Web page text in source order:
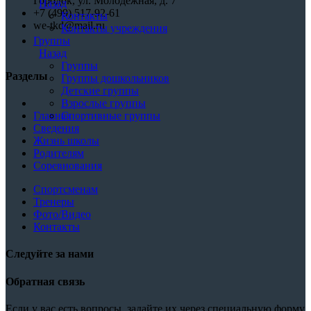
Назад
Контакты
Контакты учреждения
Группы
Назад
Группы
Группы дошкольников
Детские группы
Взрослые группы
Спортивные группы
+7 (499) 517-92-61
we-tkd@mail.ru
Разделы
Главная
Сведения
Жизнь школы
Родителям
Соревнования
Спортсменам
Тренеры
Фото/Видео
Контакты
Следуйте за нами
Обратная связь
Если у вас есть вопросы, задайте их через специальную форму